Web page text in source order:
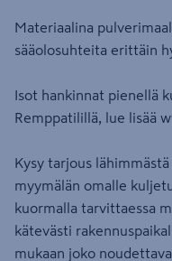
Materiaalina
sääolosuhteita erittäin
Isot hankinnat pienellä
Remppatilillä, lue lisää
Kysy tarjous
myymälän omalle
kuormalla tarvittaessa
kätevästi
mukaan joko